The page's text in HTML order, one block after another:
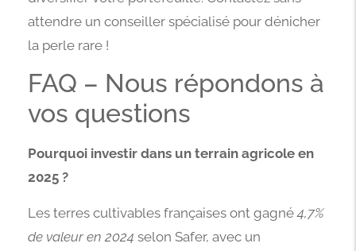
attendre un conseiller spécialisé pour dénicher
la perle rare !
FAQ – Nous répondons à
vos questions
Pourquoi investir dans un terrain agricole en
2025 ?
Les terres cultivables françaises ont gagné4,7%
de valeur en 2024 selon Safer, avec un